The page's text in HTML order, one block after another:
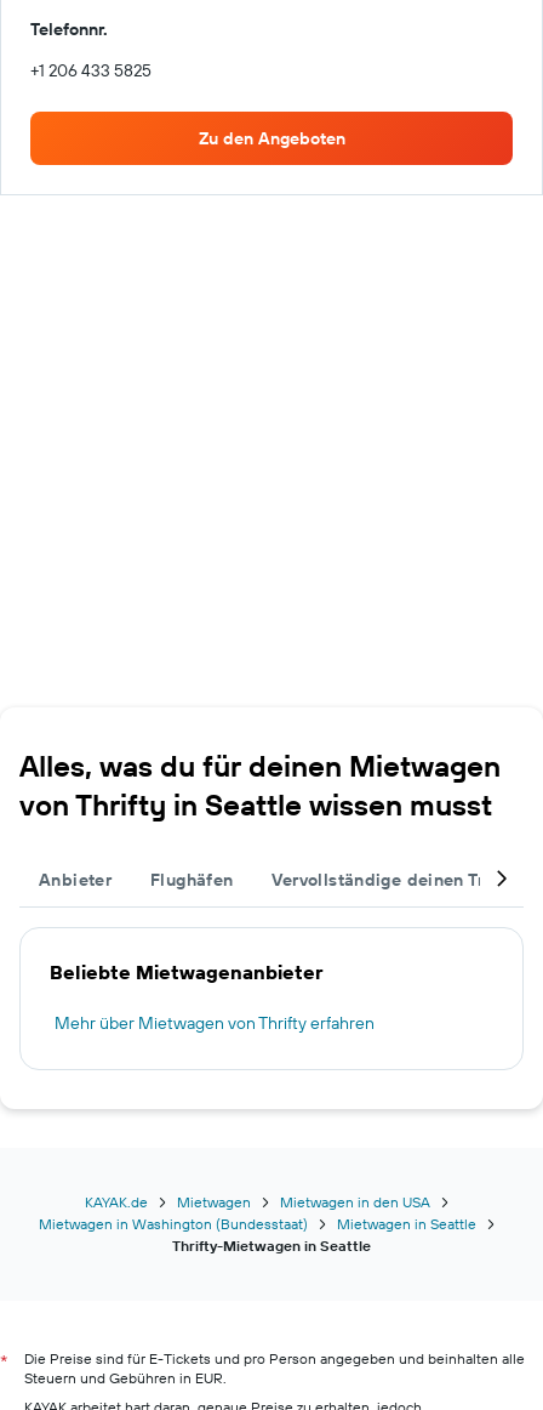
Telefonnr.
+1 206 433 5825
Zu den Angeboten
Alles, was du für deinen Mietwagen
von Thrifty in Seattle wissen musst
Anbieter Flughäfen Vervollständige deinen Trip
Beliebte Mietwagenanbieter
Mehr über Mietwagen von Thrifty erfahren
KAYAK.de Mietwagen
Mietwagen in den USA
Mietwagen in Washington (Bundesstaat)
Mietwagen in Seattle
Thrifty-Mietwagen in Seattle
*
Die Preise sind für E-Tickets und pro Person angegeben und beinhalten alle
Steuern und Gebühren in EUR.
KAYAK arbeitet hart daran, genaue Preise zu erhalten, jedoch